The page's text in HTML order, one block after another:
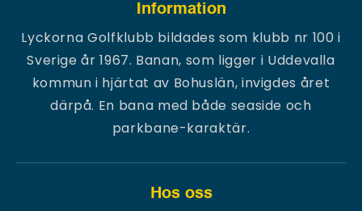
Information
Lyckorna Golfklubb bildades som klubb nr 100 i
Sverige år 1967. Banan, som ligger i Uddevalla
kommun i hjärtat av Bohuslän, invigdes året
därpå. En bana med både seaside och
parkbane-karaktär.
Hos oss